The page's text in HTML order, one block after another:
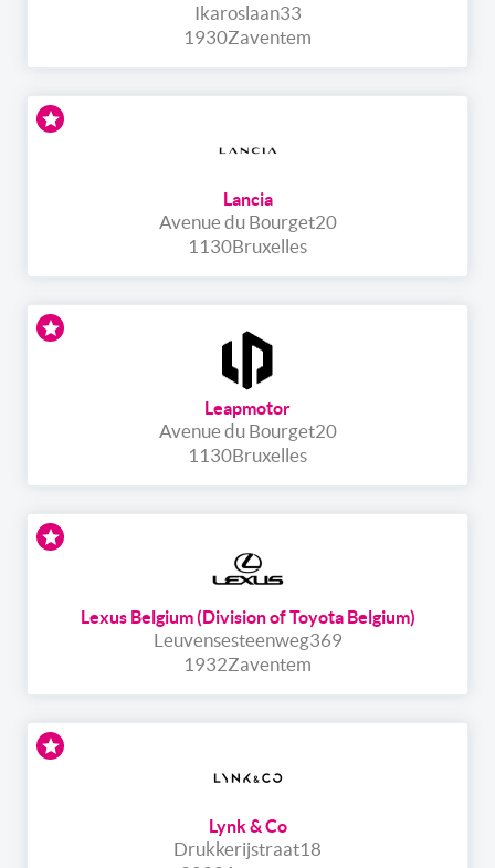
Ikaroslaan33
1930Zaventem
Lancia
Avenue du Bourget20
1130Bruxelles
Leapmotor
Avenue du Bourget20
1130Bruxelles
Lexus Belgium (Division of Toyota Belgium)
Leuvensesteenweg369
1932Zaventem
Lynk & Co
Drukkerijstraat18